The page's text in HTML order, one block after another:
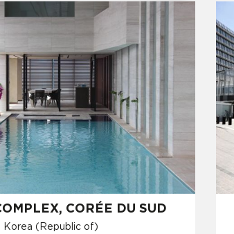
CORÉE DU SUD
Korea (Republic of)